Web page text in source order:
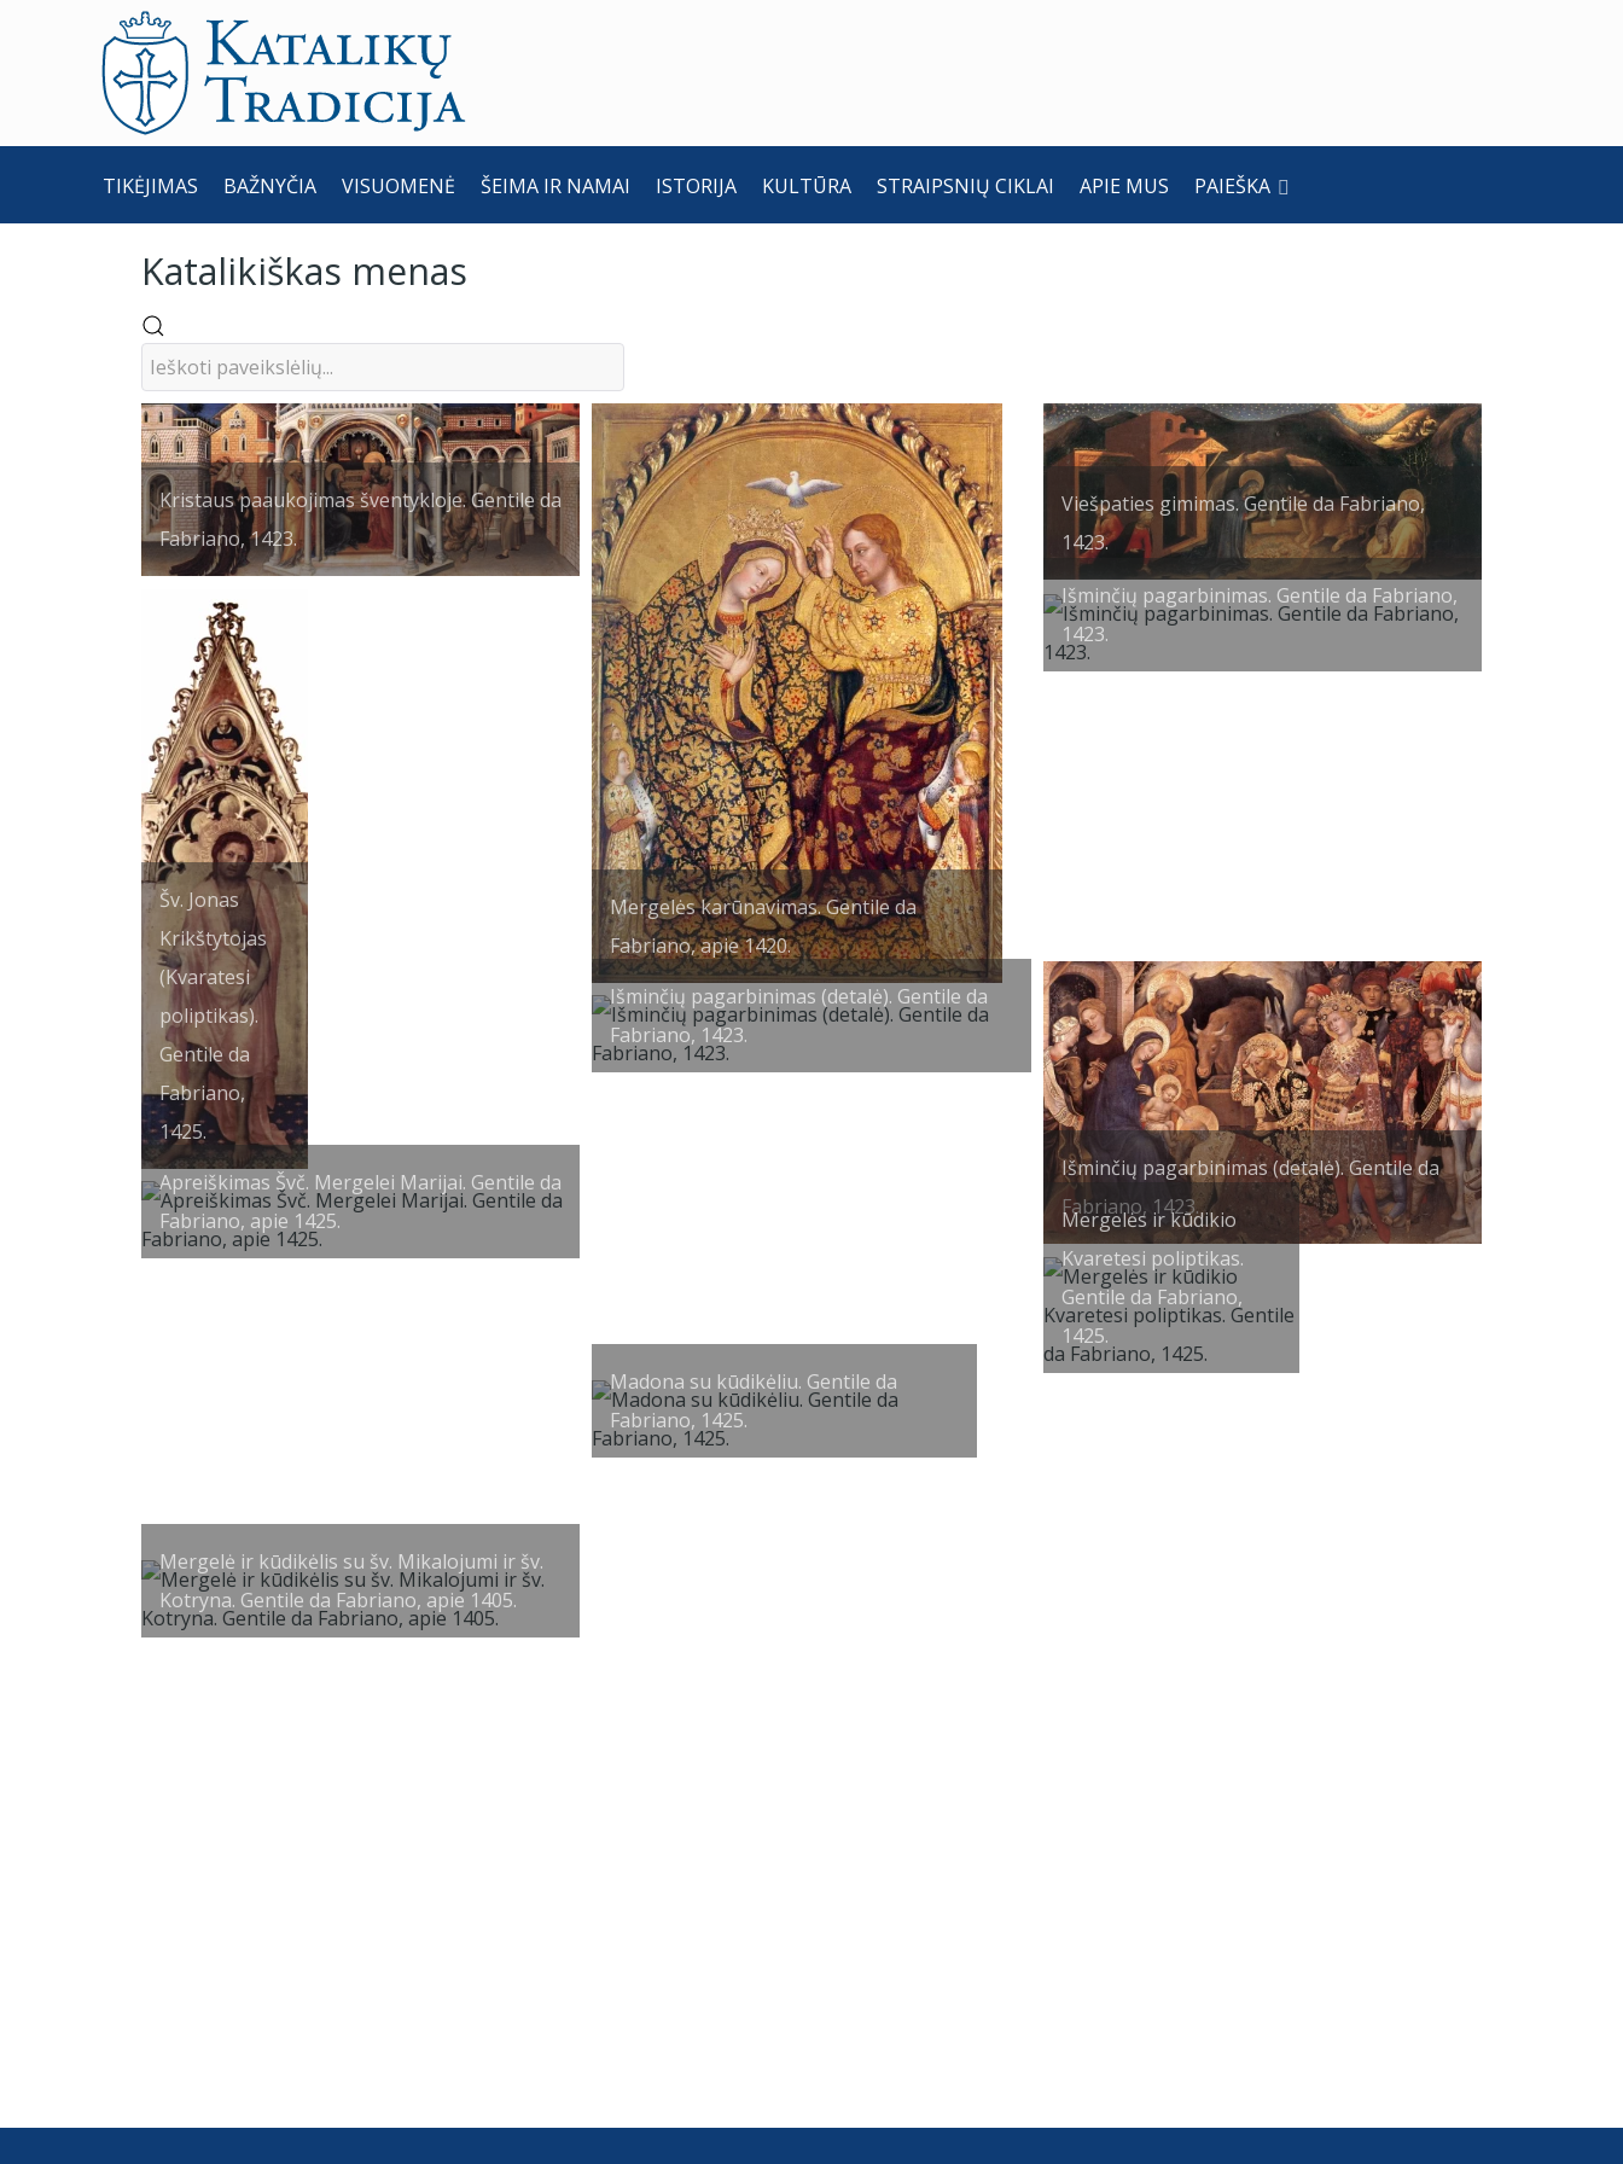
TIKĖJIMAS BAŽNYČIA VISUOMENĖ ŠEIMA IR NAMAI ISTORIJA KULTŪRA STRAIPSNIŲ CIKLAI APIE MUS PAIEŠKA
Katalikiškas menas
Kristaus paaukojimas šventykloje. Gentile da
Fabriano, 1423.
Mergelės karūnavimas. Gentile da
Fabriano, apie 1420.
Viešpaties gimimas. Gentile da Fabriano,
1423.
Šv. Jonas
Krikštytojas
(Kvaratesi
poliptikas).
Gentile da
Fabriano,
1425.
Išminčių pagarbinimas. Gentile da Fabriano,
1423.
Išminčių pagarbinimas (detalė). Gentile da
Fabriano, 1423.
Išminčių pagarbinimas (detalė). Gentile da
Fabriano, 1423.
Apreiškimas Švč. Mergelei Marijai. Gentile da
Fabriano, apie 1425.
Mergelės ir kūdikio
Kvaretesi poliptikas.
Gentile da Fabriano,
1425.
Madona su kūdikėliu. Gentile da
Fabriano, 1425.
Mergelė ir kūdikėlis su šv. Mikalojumi ir šv.
Kotryna. Gentile da Fabriano, apie 1405.